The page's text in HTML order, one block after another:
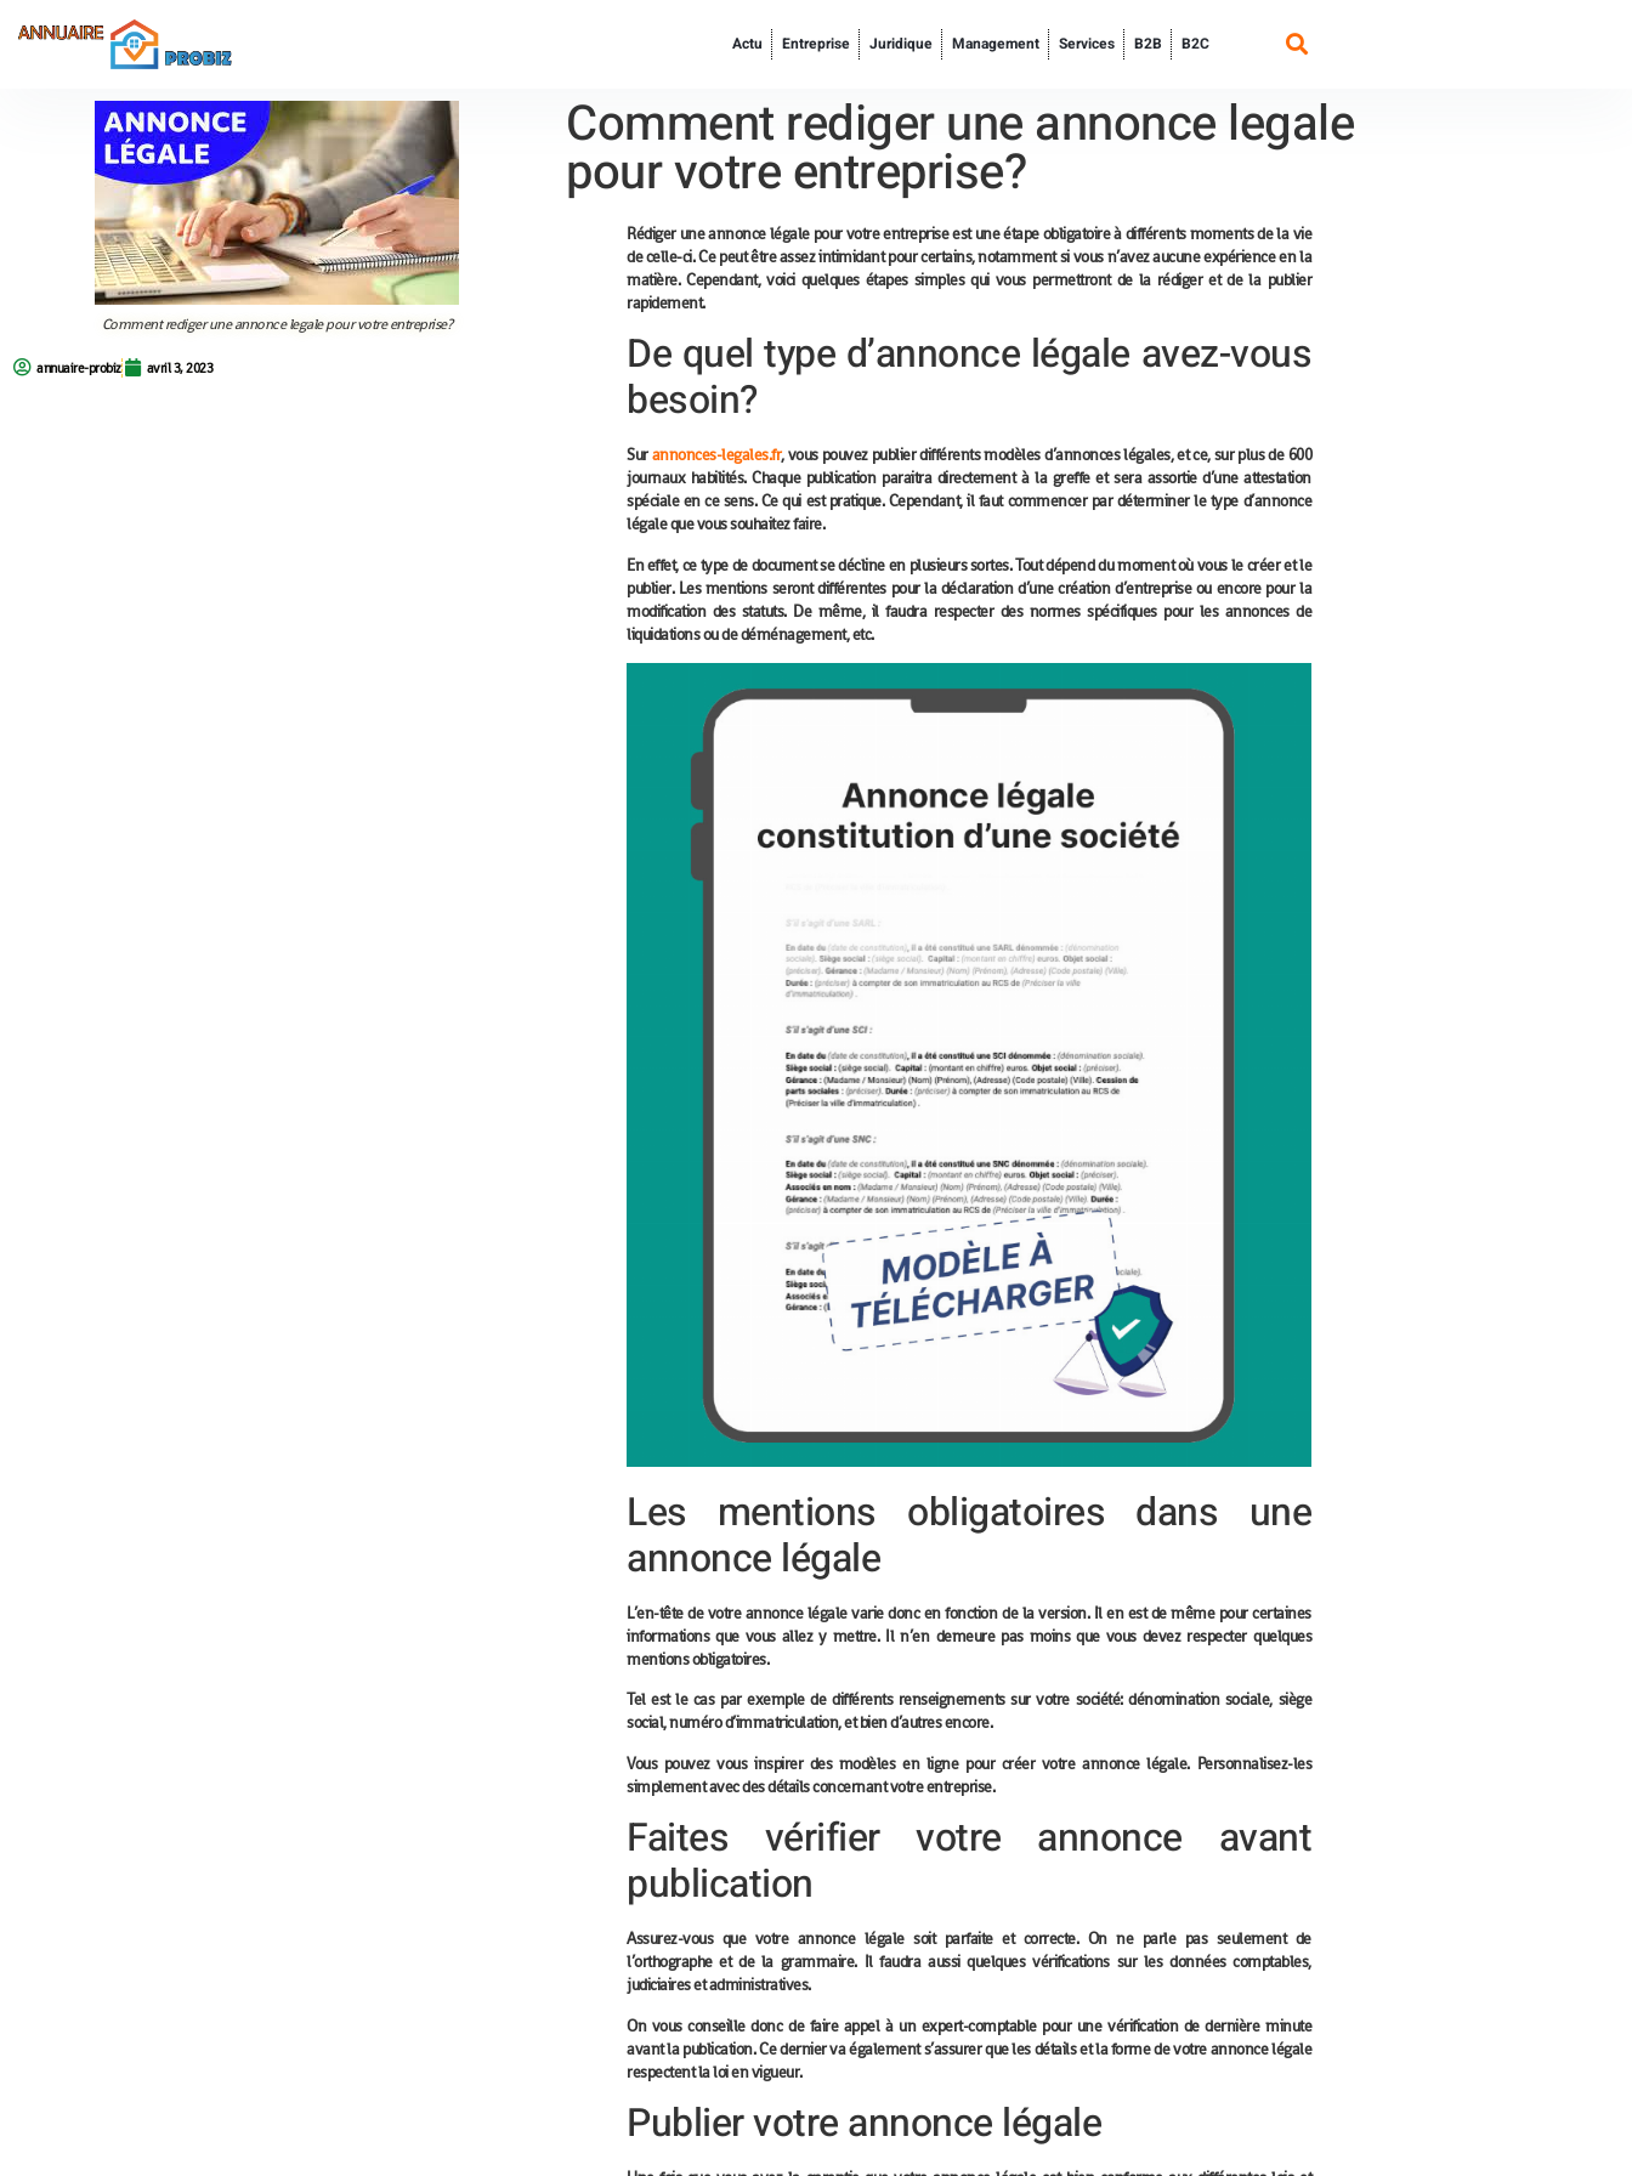
Actu Entreprise Juridique Management Services B2B B2C
Comment rediger une annonce legale pour votre entreprise?
annuaire-probiz avril 3, 2023
Comment rediger une annonce legale
pour votre entreprise?
Rédiger une annonce légale pour votre entreprise est une étape obligatoire à différents moments de la vie
de celle-ci. Ce peut être assez intimidant pour certains, notamment si vous n’avez aucune expérience en la
matière. Cependant, voici quelques étapes simples qui vous permettront de la rédiger et de la publier
rapidement.
De quel type d’annonce légale avez-vous
besoin?
Surannonces-legales.fr, vous pouvez publier différents modèles d’annonces légales, et ce, sur plus de 600
journaux habilités. Chaque publication paraitra directement à la greffe et sera assortie d’une attestation
spéciale en ce sens. Ce qui est pratique. Cependant, il faut commencer par déterminer le type d’annonce
légale que vous souhaitez faire.
En effet, ce type de document se décline en plusieurs sortes. Tout dépend du moment où vous le créer et le
publier. Les mentions seront différentes pour la déclaration d’une création d’entreprise ou encore pour la
modification des statuts. De même, il faudra respecter des normes spécifiques pour les annonces de
liquidations ou de déménagement, etc.
Les mentions obligatoires dans une
annonce légale
L’en-tête de votre annonce légale varie donc en fonction de la version. Il en est de même pour certaines
informations que vous allez y mettre. Il n’en demeure pas moins que vous devez respecter quelques
mentions obligatoires.
Tel est le cas par exemple de différents renseignements sur votre société: dénomination sociale, siège
social, numéro d’immatriculation, et bien d’autres encore.
Vous pouvez vous inspirer des modèles en ligne pour créer votre annonce légale. Personnalisez-les
simplement avec des détails concernant votre entreprise.
Faites vérifier votre annonce avant
publication
Assurez-vous que votre annonce légale soit parfaite et correcte. On ne parle pas seulement de
l’orthographe et de la grammaire. Il faudra aussi quelques vérifications sur les données comptables,
judiciaires et administratives.
On vous conseille donc de faire appel à un expert-comptable pour une vérification de dernière minute
avant la publication. Ce dernier va également s’assurer que les détails et la forme de votre annonce légale
respectent la loi en vigueur.
Publier votre annonce légale